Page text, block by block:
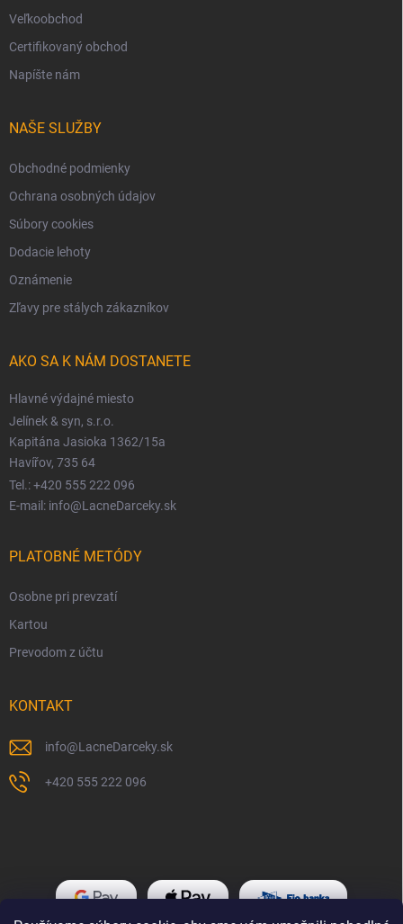
Veľkoobchod
Certifikovaný obchod
Napíšte nám
NAŠE SLUŽBY
Obchodné podmienky
Ochrana osobných údajov
Súbory cookies
Dodacie lehoty
Oznámenie
Zľavy pre stálych zákazníkov
AKO SA K NÁM DOSTANETE
Hlavné výdajné miesto
Jelínek & syn, s.r.o.
Kapitána Jasioka 1362/15a
Havířov, 735 64
Tel.: +420 555 222 096
E-mail: info@LacneDarceky.sk
PLATOBNÉ METÓDY
Osobne pri prevzatí
Kartou
Prevodom z účtu
KONTAKT
info@LacneDarceky.sk
+420 555 222 096